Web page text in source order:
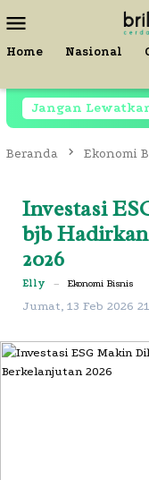
ke
kontenMobile
Home Nasional
Jangan
Dipenjara,
Beranda Ekonomi
Investasi
bjb
2026
Elly – Ekonomi Bisnis
Jumat, 13 Feb 2026